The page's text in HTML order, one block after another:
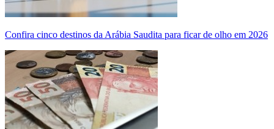
Confira cinco destinos da Arábia Saudita para ficar de olho em 2026